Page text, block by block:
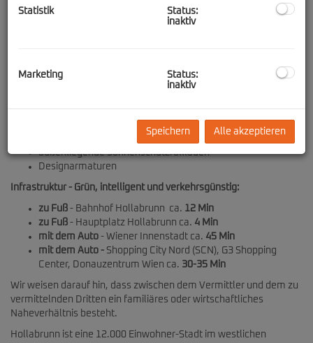
lädt das begrünte Dachgeschoss zum Entspannen, -
Entschleunigen und Sonnenbaden ein. In der hauseigenen
Projektwebseite: www.sonnberg-hollabrunn.at
außenliegende Sonnenschutzrollläden
Designarmaturen
Infrastruktur - Grün, intelligent und verkehrsgünstig:
zu Fuß - Bahnhof Hollabrunn ca. 12 Min
zu Fuß - Hauptplatz Hollabrunn ca. 4 Min
mit dem Auto - Wiener Innenstadt ca. 45 Min
mit dem Auto - Shopping City Nord (SCN), G3 Shopping
Center, Donauzentrum Wien ca. 30-35 Min
Wir weisen darauf hin, dass zwischen dem Vermittler und dem zu
vermittelnden Dritten ein familiäres oder wirtschaftliches
Naheverhältnis besteht.
Hollabrunn ist eine 12.000 Einwohner-Stadt im westlichen
Statistik
Status:
inaktiv
Marketing
Status:
inaktiv
Speichern Alle akzeptieren